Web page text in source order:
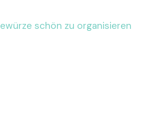
OHNE